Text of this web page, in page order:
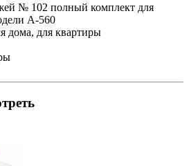
№ 102 полный комплект для
А-560
дома, для квартиры